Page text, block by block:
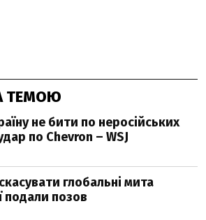
ТЕМОЮ
не бити по неросійських
по Chevron – WSJ
глобальні мита
подали позов